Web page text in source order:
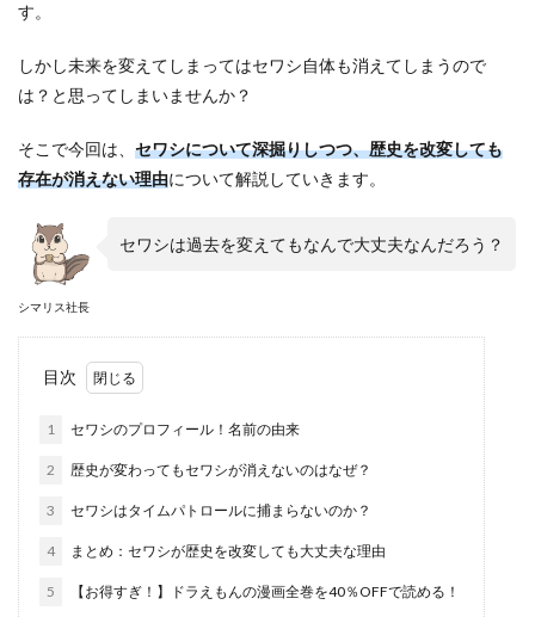
す。
しかし未来を変えてしまってはセワシ自体も消えてしまうので
は？と思ってしまいませんか？
そこで今回は、 セワシについて深掘りしつつ、歴史を改変しても
存在が消えない理由について解説していきます。
シマリス社長
セワシは過去を変えてもなんで大丈夫なんだろう？
目次
1 セワシのプロフィール！名前の由来
2 歴史が変わってもセワシが消えないのはなぜ？
3 セワシはタイムパトロールに捕まらないのか？
4 まとめ：セワシが歴史を改変しても大丈夫な理由
5 【お得すぎ！】ドラえもんの漫画全巻を40％OFFで読める！